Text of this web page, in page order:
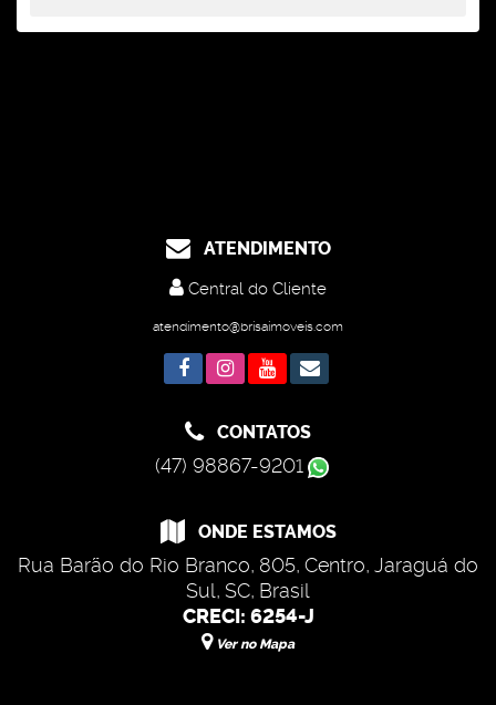
ATENDIMENTO
Central do Cliente
atendimento@brisaimoveis.com
CONTATOS
(47) 98867-9201
ONDE ESTAMOS
Rua Barão do Rio Branco, 805, Centro, Jaraguá do
Sul, SC, Brasil
CRECI: 6254-J
Ver no Mapa